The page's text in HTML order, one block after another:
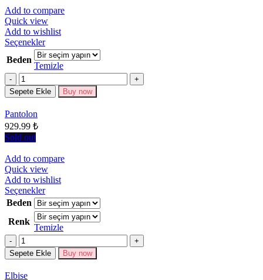
Add to compare
Quick view
Add to wishlist
SeçeneklerBu
ürünün
birden
fazla
varyasyonu
var.
Beden
Temizle
Miktar
Sepete Ekle Buy now
Pantolon
929.99 ₺
Sold out
Add to compare
Quick view
Add to wishlist
SeçeneklerBu
ürünün
birden
fazla
varyasyonu
Seçenekler
Beden
Renk
Temizle
Miktar
Sepete Ekle Buy now
Elbise